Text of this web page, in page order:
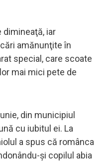
iar
amănunţite în
special, care scoate
mai mici pete de
din municipiul
cu iubitul ei. La
a spus că românca
şi copilul abia